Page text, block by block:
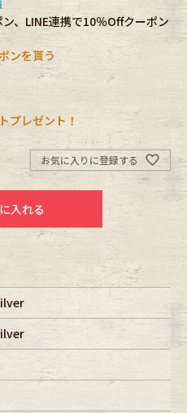
リーから探す
Stall・Scarf
Shoes
antique goods
、LINE連携で10％Offクーポン
ンを貰う
プレゼント！
お気に入りに登録する
入れる